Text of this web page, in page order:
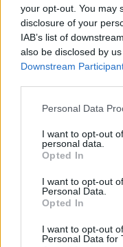
your opt-out. You may
disclosure of your
IAB’s list of
also be disclosed by
Downstream
Personal Data
I want to opt-out
personal data.
Opted In
I want to opt-out
Personal Data.
Opted In
I want to opt-out
Personal Data for
Esim for Global
Esim for USA|